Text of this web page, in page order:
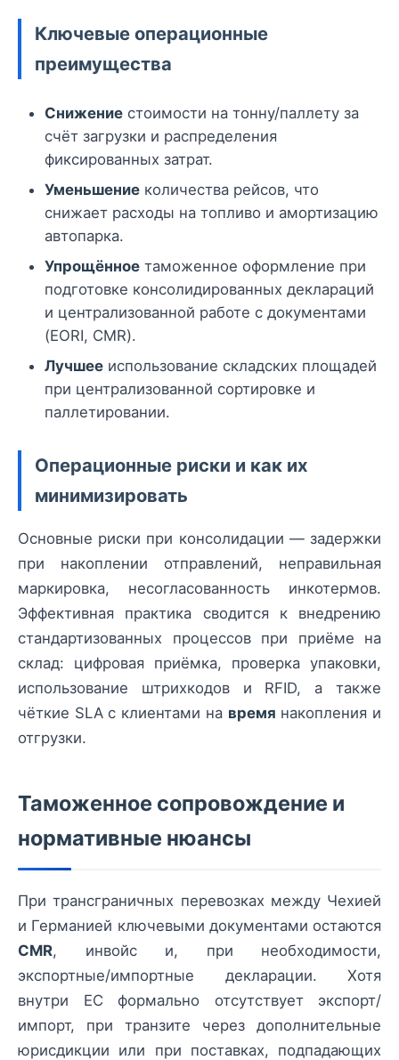
Ключевые операционные
преимущества
Снижение стоимости на тонну/паллету за
счёт загрузки и распределения
фиксированных затрат.
Уменьшение количества рейсов, что
снижает расходы на топливо и амортизацию
автопарка.
Упрощённое таможенное оформление при
подготовке консолидированных деклараций
и централизованной работе с документами
(EORI, CMR).
Лучшее использование складских площадей
при централизованной сортировке и
паллетировании.
Операционные риски и как их
минимизировать
Основные риски при консолидации — задержки
при накоплении отправлений, неправильная
маркировка, несогласованность инкотермов.
Эффективная практика сводится к внедрению
стандартизованных процессов при приёме на
склад: цифровая приёмка, проверка упаковки,
использование штрихкодов и RFID, а также
чёткие SLA с клиентами на время накопления и
отгрузки.
Таможенное сопровождение и
нормативные нюансы
При трансграничных перевозках между Чехией
и Германией ключевыми документами остаются
CMR, инвойс и, при необходимости,
экспортные/импортные декларации. Хотя
внутри ЕС формально отсутствует экспорт/
импорт, при транзите через дополнительные
юрисдикции или при поставках, подпадающих